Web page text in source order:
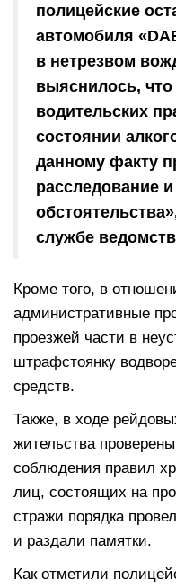
полицейские
автомобиля
в нетрезвом
выяснилось,
водительских
состоянии
данному факту
расследование
службе
Кроме того, в
административные
проезжей части в
штрафстоянку
средств.
Также, в ходе
жительства
соблюдения правил
лиц, состоящих на
стражи порядка
и раздали памятки.
Как отметили